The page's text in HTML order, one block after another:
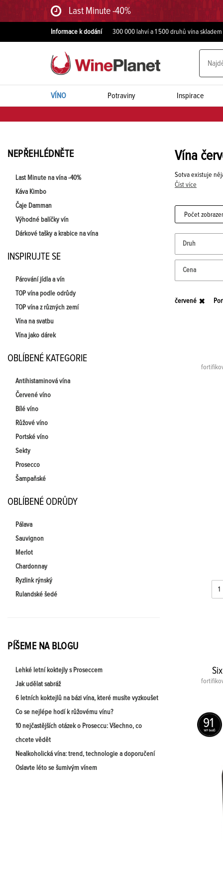
Last Minute -40%
Informace k dodání 300 000 lahví a 1 500 druhů vína skladem
VÍNO Potraviny Inspirace
NEPŘEHLÉDNĚTE
Last Minute na vína -40%
Káva Kimbo
Čaje Damman
Výhodné balíčky vín
Dárkové tašky a krabice na vína
INSPIRUJTE SE
Párování jídla a vín
TOP vína podle odrůdy
TOP vína z různých zemí
Vína na svatbu
Vína jako dárek
OBLÍBENÉ KATEGORIE
Antihistaminová vína
Červené víno
Bílé víno
Růžové víno
Portské víno
Sekty
Prosecco
Šampaňské
OBLÍBENÉ ODRŮDY
Pálava
Sauvignon
Merlot
Chardonnay
Ryzlink rýnský
Rulandské šedé
PÍŠEME NA BLOGU
Lehké letní koktejly s Proseccem
Jak udělat sabráž
6 letních koktejlů na bázi vína, které musíte vyzkoušet
Co se nejlépe hodí k růžovému vínu?
10 nejčastějších otázek o Proseccu: Všechno, co
chcete vědět
Nealkoholická vína: trend, technologie a doporučení
Oslavte léto se šumivým vínem
Vína
Sotva existuje
Číst více
Počet
Druh
Cena
červené
91